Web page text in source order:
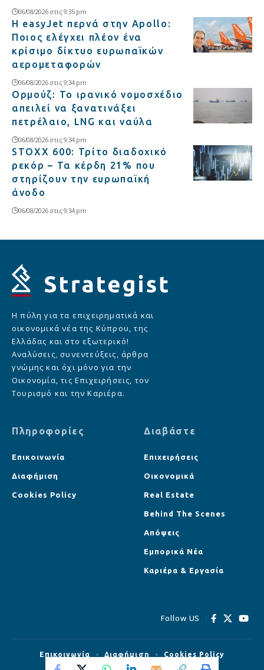
06/08/2026 στις 9:35 pm
Η easyJet περνά στην Apollo:
Ποιος ελέγχει πλέον ένα
κρίσιμο δίκτυο ευρωπαϊκών
αερομεταφορών
06/08/2026 στις 9:34 pm
Ορμούζ: Το ιρανικό νομοσχέδιο
απειλεί να ξανατινάξει
πετρέλαιο, LNG και ναύλα
06/08/2026 στις 9:34 pm
STOXX 600: Τρίτο διαδοχικό
ρεκόρ – Τα κέρδη 21% που
στηρίζουν την ευρωπαϊκή
άνοδο
06/08/2026 στις 9:34 pm
Η πύλη για τα επιχειρηματικά και
οικονομικά νέα της Κύπρου, της
Ελλάδας και στο εξωτερικό!
Αναλύσεις, συνεντεύξεις, άρθρα
γνώμης και όχι μόνο για την
Οικονομία, τις Επιχειρήσεις, τον
Τουρισμό και την Καριέρα.
Πληροφορίες
Επικοινωνία
Διαφήμιση
Cookies Policy
Διαβάστε
Επιχειρήσεις
Οικονομικά
Real Estate
Behind The Scenes
Απόψεις
Εμπορικά Νέα
Καριέρα & Εργασία
Follow US
Επικοινωνία Διαφήμιση Cookies Policy